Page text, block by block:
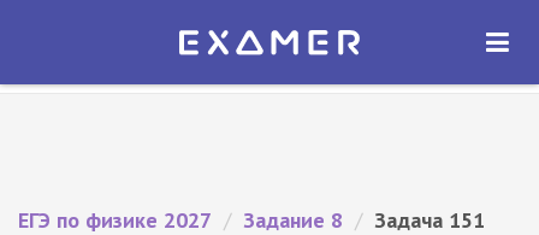
Экзамер — ЕГЭ 2027
ОТКРЫТЬ
ЕГЭ по физике 2027 / Задание 8 / Задача 151